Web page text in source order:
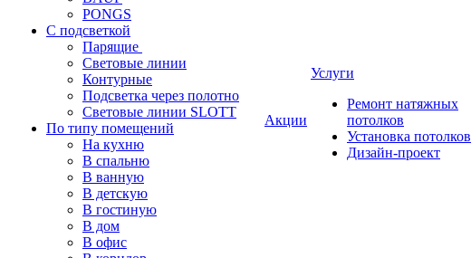
PONGS
С подсветкой
Парящие
Световые линии
Контурные
Подсветка через полотно
Световые линии SLOTT
По типу помещений
На кухню
В спальню
В ванную
В детскую
В гостиную
В дом
В офис
Акции
Услуги
Ремонт натяжных
потолков
Установка потолков
Дизайн-проект